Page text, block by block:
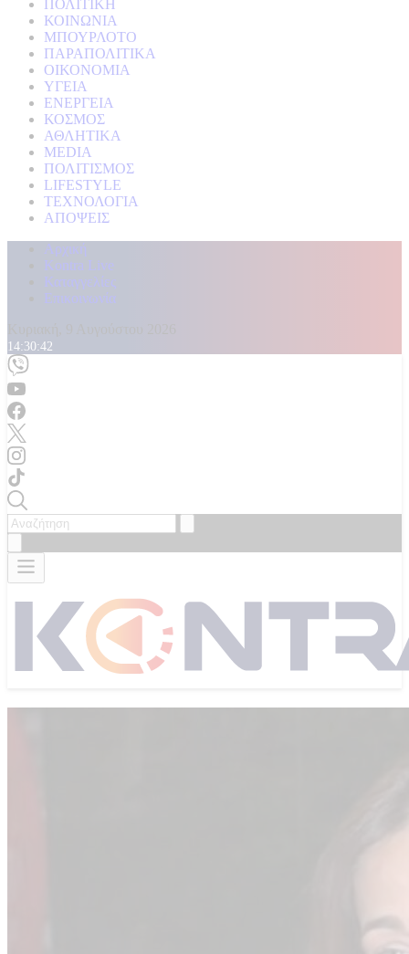
ΠΟΛΙΤΙΚΗ
ΚΟΙΝΩΝΙΑ
ΜΠΟΥΡΛΟΤΟ
ΠΑΡΑΠΟΛΙΤΙΚΑ
ΟΙΚΟΝΟΜΙΑ
ΥΓΕΙΑ
ΕΝΕΡΓΕΙΑ
ΚΟΣΜΟΣ
ΑΘΛΗΤΙΚΑ
MEDIA
ΠΟΛΙΤΙΣΜΟΣ
LIFESTYLE
ΤΕΧΝΟΛΟΓΙΑ
ΑΠΟΨΕΙΣ
Αρχική
Kontra Live
Καταγγελίες
Επικοινωνία
14:30:44